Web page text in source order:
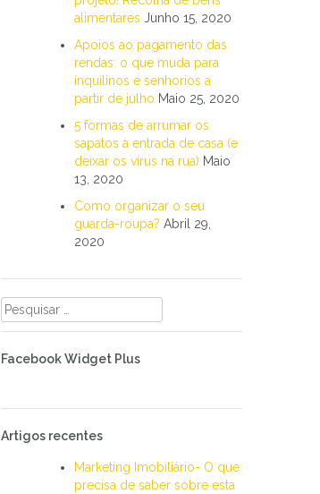
alimentares Junho 15, 2020
Apoios ao pagamento das
rendas: o que muda para
inquilinos e senhorios a
partir de julho Maio 25, 2020
5 formas de arrumar os
sapatos à entrada de casa (e
deixar os vírus na rua) Maio
13, 2020
Como organizar o seu
guarda-roupa? Abril 29,
2020
Pesquisar
por:
Facebook Widget Plus
Artigos recentes
Marketing Imobiliário- O que
precisa de saber sobre esta